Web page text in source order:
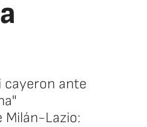
cayeron ante
Lazio: